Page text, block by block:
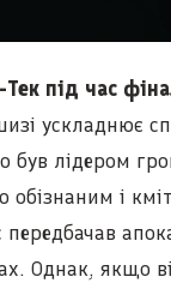
під час
ускладнює
був лідером
обізнаним і
Однак, якщо